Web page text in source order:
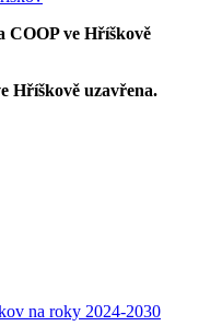
COOP ve Hříškově
Hříškově uzavřena.
na roky 2024-2030